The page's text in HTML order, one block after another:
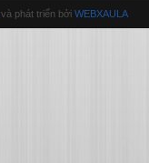
và phát triển bởi WEBXAULA